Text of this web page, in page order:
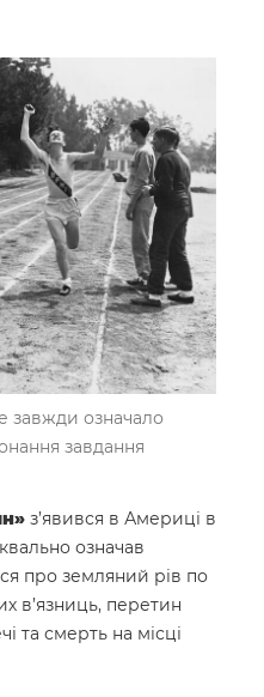
завжди означало
завдання
з’явився в Америці в
означав
про земляний рів по
в’язниць, перетин
та смерть на місці